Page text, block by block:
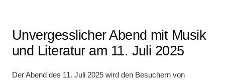
Unvergesslicher Abend mit Musik
und Literatur am 11. Juli 2025
Der Abend des 11. Juli 2025 wird den Besuchern von